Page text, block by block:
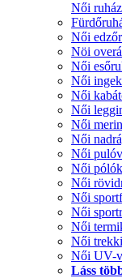
Női
Női
Nöi
Női
Női ingek
Női
Női
Női
Női
Női
Női
Női
Női
Női
Női
Női
Női UV-
Láss